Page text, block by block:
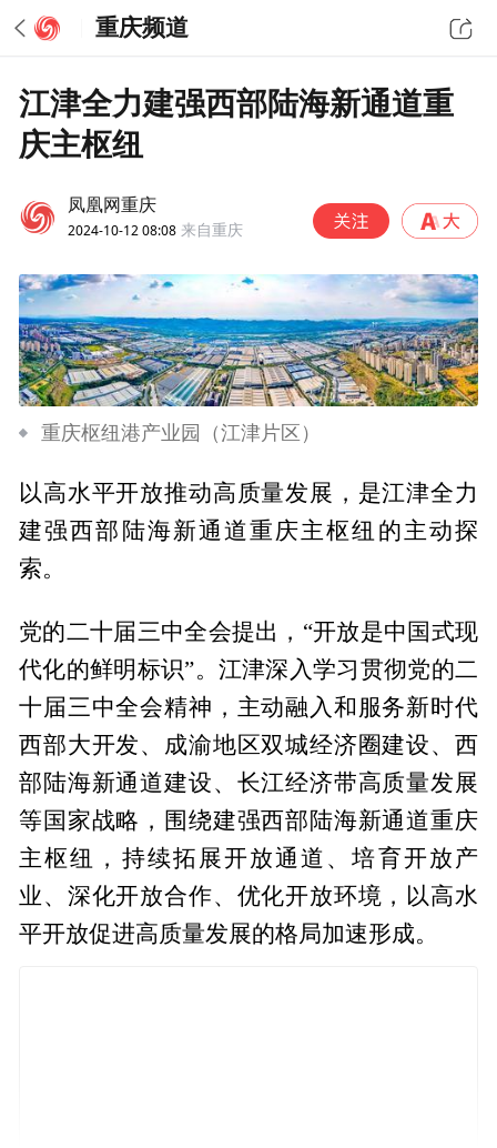
重庆频道
江津全力建强西部陆海新通道重
庆主枢纽
凤凰网重庆
2024-10-12 08:08 来自重庆
重庆枢纽港产业园（江津片区）
以高水平开放推动高质量发展，是江津全力
建强西部陆海新通道重庆主枢纽的主动探
索。
党的二十届三中全会提出，“开放是中国式现
代化的鲜明标识”。江津深入学习贯彻党的二
十届三中全会精神，主动融入和服务新时代
西部大开发、成渝地区双城经济圈建设、西
部陆海新通道建设、长江经济带高质量发展
等国家战略，围绕建强西部陆海新通道重庆
主枢纽，持续拓展开放通道、培育开放产
业、深化开放合作、优化开放环境，以高水
平开放促进高质量发展的格局加速形成。